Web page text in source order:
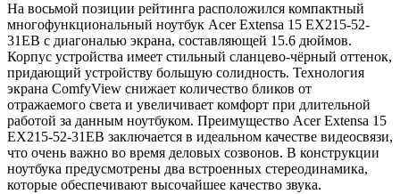
На восьмой позиции рейтинга расположился компактный
многофункциональный ноутбук Acer Extensa 15 EX215-52-
31EB с диагональю экрана, составляющей 15.6 дюймов.
Корпус устройства имеет стильный сланцево-чёрный оттенок,
придающий устройству большую солидность. Технология
экрана ComfyView снижает количество бликов от
отражаемого света и увеличивает комфорт при длительной
работой за данным ноутбуком. Преимущество Acer Extensa 15
EX215-52-31EB заключается в идеальном качестве видеосвязи,
что очень важно во время деловых созвонов. В конструкции
ноутбука предусмотрены два встроенных стереодинамика,
которые обеспечивают высочайшее качество звука.